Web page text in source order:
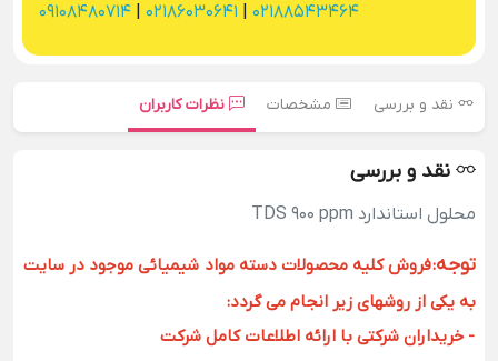
02188543464
02186030641
09108480714
نقد و بررسی مشخصات نظرات کاربران
نقد و بررسی
محلول استاندارد TDS 900 ppm
توجه:فروش کلیه محصولات دسته مواد شیمیائی موجود در سایت
به یکی از روشهای زیر انجام می گردد:
- خریداران شرکتی با ارائه اطلاعات کامل شرکت